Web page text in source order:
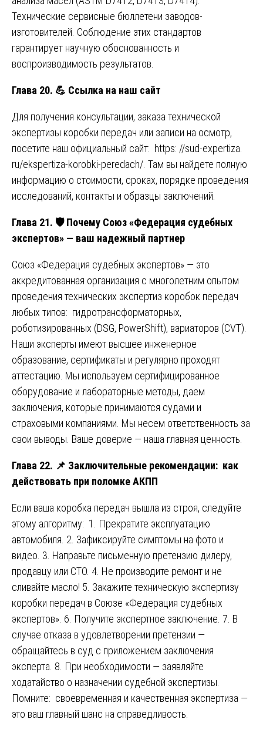
Технические сервисные бюллетени заводов-
изготовителей. Соблюдение этих стандартов
гарантирует научную обоснованность и
воспроизводимость результатов.
Глава 20. 💪 Ссылка на наш сайт
Для получения консультации, заказа технической
экспертизы коробки передач или записи на осмотр,
посетите наш официальный сайт: https: //sud-expertiza.
ru/ekspertiza-korobki-peredach/ . Там вы найдете полную
информацию о стоимости, сроках, порядке проведения
исследований, контакты и образцы заключений.
Глава 21. 🛡️ Почему Союз «Федерация судебных
экспертов» — ваш надежный партнер
Союз «Федерация судебных экспертов» — это
аккредитованная организация с многолетним опытом
проведения технических экспертиз коробок передач
любых типов: гидротрансформаторных,
роботизированных (DSG, PowerShift), вариаторов (CVT).
Наши эксперты имеют высшее инженерное
образование, сертификаты и регулярно проходят
аттестацию. Мы используем сертифицированное
оборудование и лабораторные методы, даем
заключения, которые принимаются судами и
страховыми компаниями. Мы несем ответственность за
свои выводы. Ваше доверие — наша главная ценность.
Глава 22. 📌 Заключительные рекомендации: как
действовать при поломке АКПП
Если ваша коробка передач вышла из строя, следуйте
этому алгоритму: 1. Прекратите эксплуатацию
автомобиля. 2. Зафиксируйте симптомы на фото и
видео. 3. Направьте письменную претензию дилеру,
продавцу или СТО. 4. Не производите ремонт и не
сливайте масло! 5. Закажите техническую экспертизу
коробки передач в Союзе «Федерация судебных
экспертов». 6. Получите экспертное заключение. 7. В
случае отказа в удовлетворении претензии —
обращайтесь в суд с приложением заключения
эксперта. 8. При необходимости — заявляйте
ходатайство о назначении судебной экспертизы.
Помните: своевременная и качественная экспертиза —
это ваш главный шанс на справедливость.